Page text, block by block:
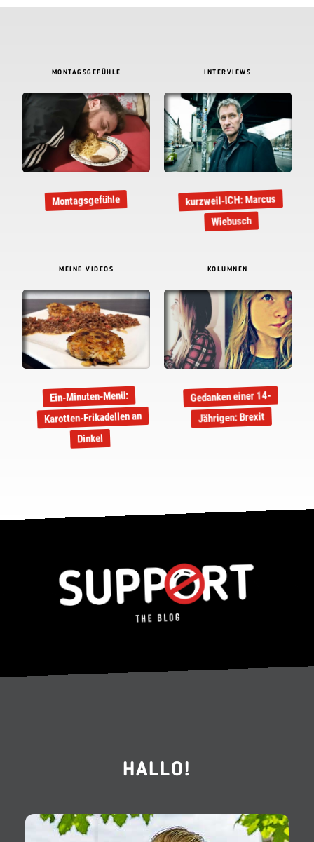
MONTAGSGEFÜHLE
Montagsgefühle
INTERVIEWS
kurzweil-ICH: Marcus
Wiebusch
MEINE VIDEOS
Ein-Minuten-Menü:
Karotten-Frikadellen an
Dinkel
KOLUMNEN
Gedanken einer 14-
Jährigen: Brexit
HALLO!